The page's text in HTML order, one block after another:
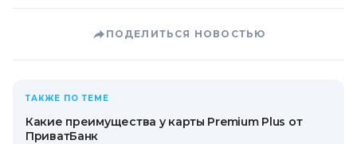
ПОДЕЛИТЬСЯ НОВОСТЬЮ
ТАКЖЕ ПО ТЕМЕ
Какие преимущества у карты Premium Plus от
ПриватБанк